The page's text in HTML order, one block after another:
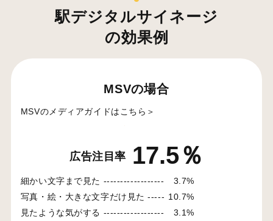
駅デジタルサイネージ
の効果例
MSVの場合
MSVのメディアガイドはこちら＞
広告注目率 17.5％
細かい文字まで見た ------------------
3.7%
写真・絵・大きな文字だけ見た ----- 10.7%
見たような気がする ------------------
3.1%